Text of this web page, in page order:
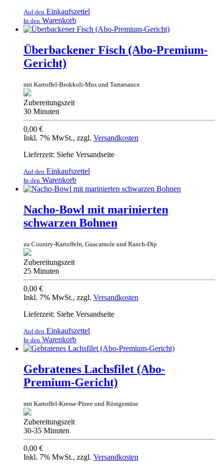
Auf den Einkaufszettel
In den Warenkorb
Überbackener Fisch (Abo-Premium-
Gericht)
mit Kartoffel-Brokkoli-Mus und Tartarsauce
Zubereitungszeit
30 Minuten
0,00 €
Inkl. 7% MwSt., zzgl. Versandkosten
Lieferzeit: Siehe Versandseite
Auf den Einkaufszettel
In den Warenkorb
Nacho-Bowl mit marinierten
schwarzen Bohnen
zu Country-Kartoffeln, Guacamole und Ranch-Dip
Zubereitungszeit
25 Minuten
0,00 €
Inkl. 7% MwSt., zzgl. Versandkosten
Lieferzeit: Siehe Versandseite
Auf den Einkaufszettel
In den Warenkorb
Gebratenes Lachsfilet (Abo-
Premium-Gericht)
mit Kartoffel-Kresse-Püree und Röstgemüse
Zubereitungszeit
30-35 Minuten
0,00 €
Inkl. 7% MwSt., zzgl. Versandkosten